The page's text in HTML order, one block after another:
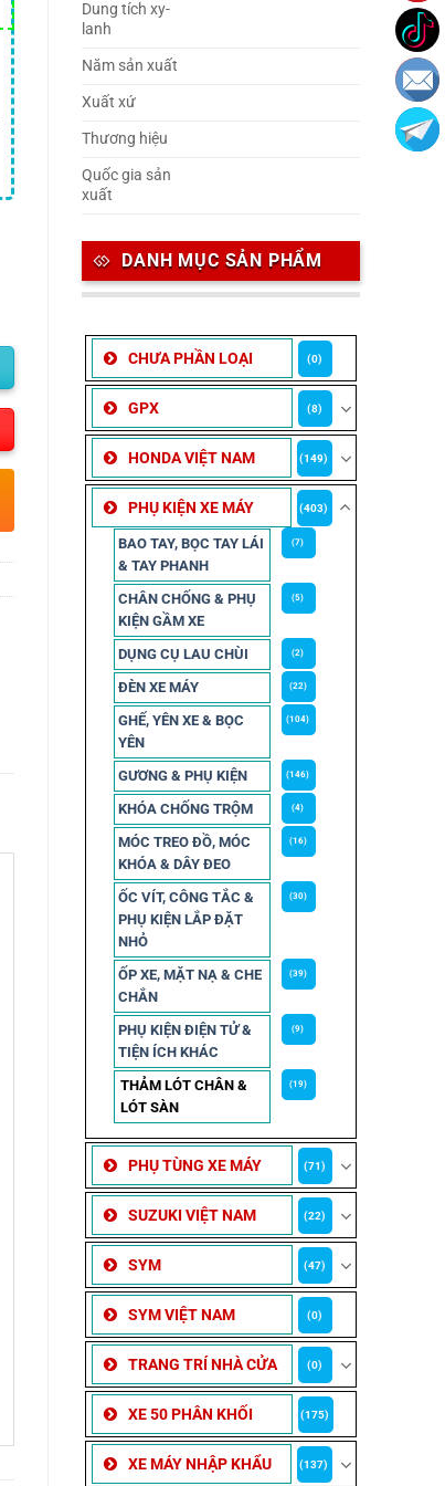
Dung tích xy-
lanh
Năm sản xuất
Xuất xứ
Thương hiệu
Quốc gia sản
xuất
DANH MỤC SẢN PHẨM
CHƯA PHẦN LOẠI (0)
GPX (8)
HONDA VIỆT NAM (149)
PHỤ KIỆN XE MÁY (403)
BAO TAY, BỌC TAY LÁI
& TAY PHANH
(7)
CHÂN CHỐNG & PHỤ
KIỆN GẦM XE
(5)
DỤNG CỤ LAU CHÙI (2)
ĐÈN XE MÁY (22)
GHẾ, YÊN XE & BỌC
YÊN
(104)
GƯƠNG & PHỤ KIỆN (146)
KHÓA CHỐNG TRỘM (4)
MÓC TREO ĐỒ, MÓC
KHÓA & DÂY ĐEO
(16)
ỐC VÍT, CÔNG TẮC &
PHỤ KIỆN LẮP ĐẶT
NHỎ
(30)
ỐP XE, MẶT NẠ & CHE
CHẮN
(39)
PHỤ KIỆN ĐIỆN TỬ &
TIỆN ÍCH KHÁC
(9)
THẢM LÓT CHÂN &
LÓT SÀN
(19)
PHỤ TÙNG XE MÁY (71)
SUZUKI VIỆT NAM (22)
SYM (47)
SYM VIỆT NAM (0)
TRANG TRÍ NHÀ CỬA (0)
XE 50 PHÂN KHỐI (175)
XE MÁY NHẬP KHẨU (137)